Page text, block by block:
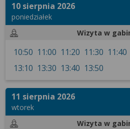
10 sierpnia 2026
poniedziałek
Wizyta w
10:50 11:00 11:20 11:30 11:40
13:10 13:30 13:40 13:50
11 sierpnia 2026
wtorek
Wizyta w
wyrazić zgodę na
naszych partnerów Twoich
powyższych celach.
Pamiętaj, że wyrażenie zgody
wyrażoną zgodę możesz w
możesz też wycofać zgodę na
danych tylko w niektórych
dowiedzieć się więcej lub
konfigurację szczegółową, to
za pomocą „Ustawień